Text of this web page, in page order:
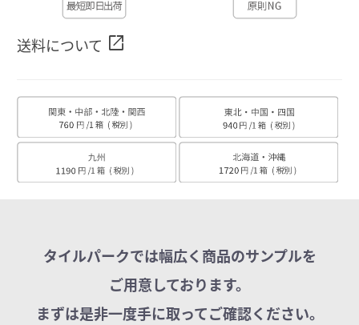
送料について open_in_new
タイルパークでは幅広く商品のサンプルを
ご用意しております。
まずは是非一度手に取ってご確認ください。